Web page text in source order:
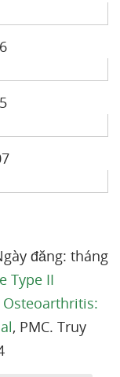
đăng: tháng
Type II
Osteoarthritis:
, PMC. Truy